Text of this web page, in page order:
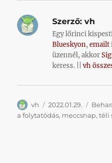
Szerző: vh
Egy lőrinci
Blueskyon,emailt
üzennél, akkor
keress. ||vh
Szerző
vh Közzétéve
2022.01.29.
a folytatódás, meccsnap,téli